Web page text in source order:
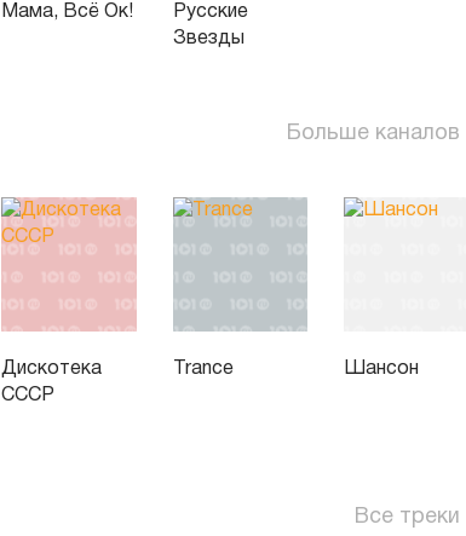
Мама, Всё Ок!
Русские
Звезды
Больше каналов
Дискотека
СССР
Trance Шансон
Все треки